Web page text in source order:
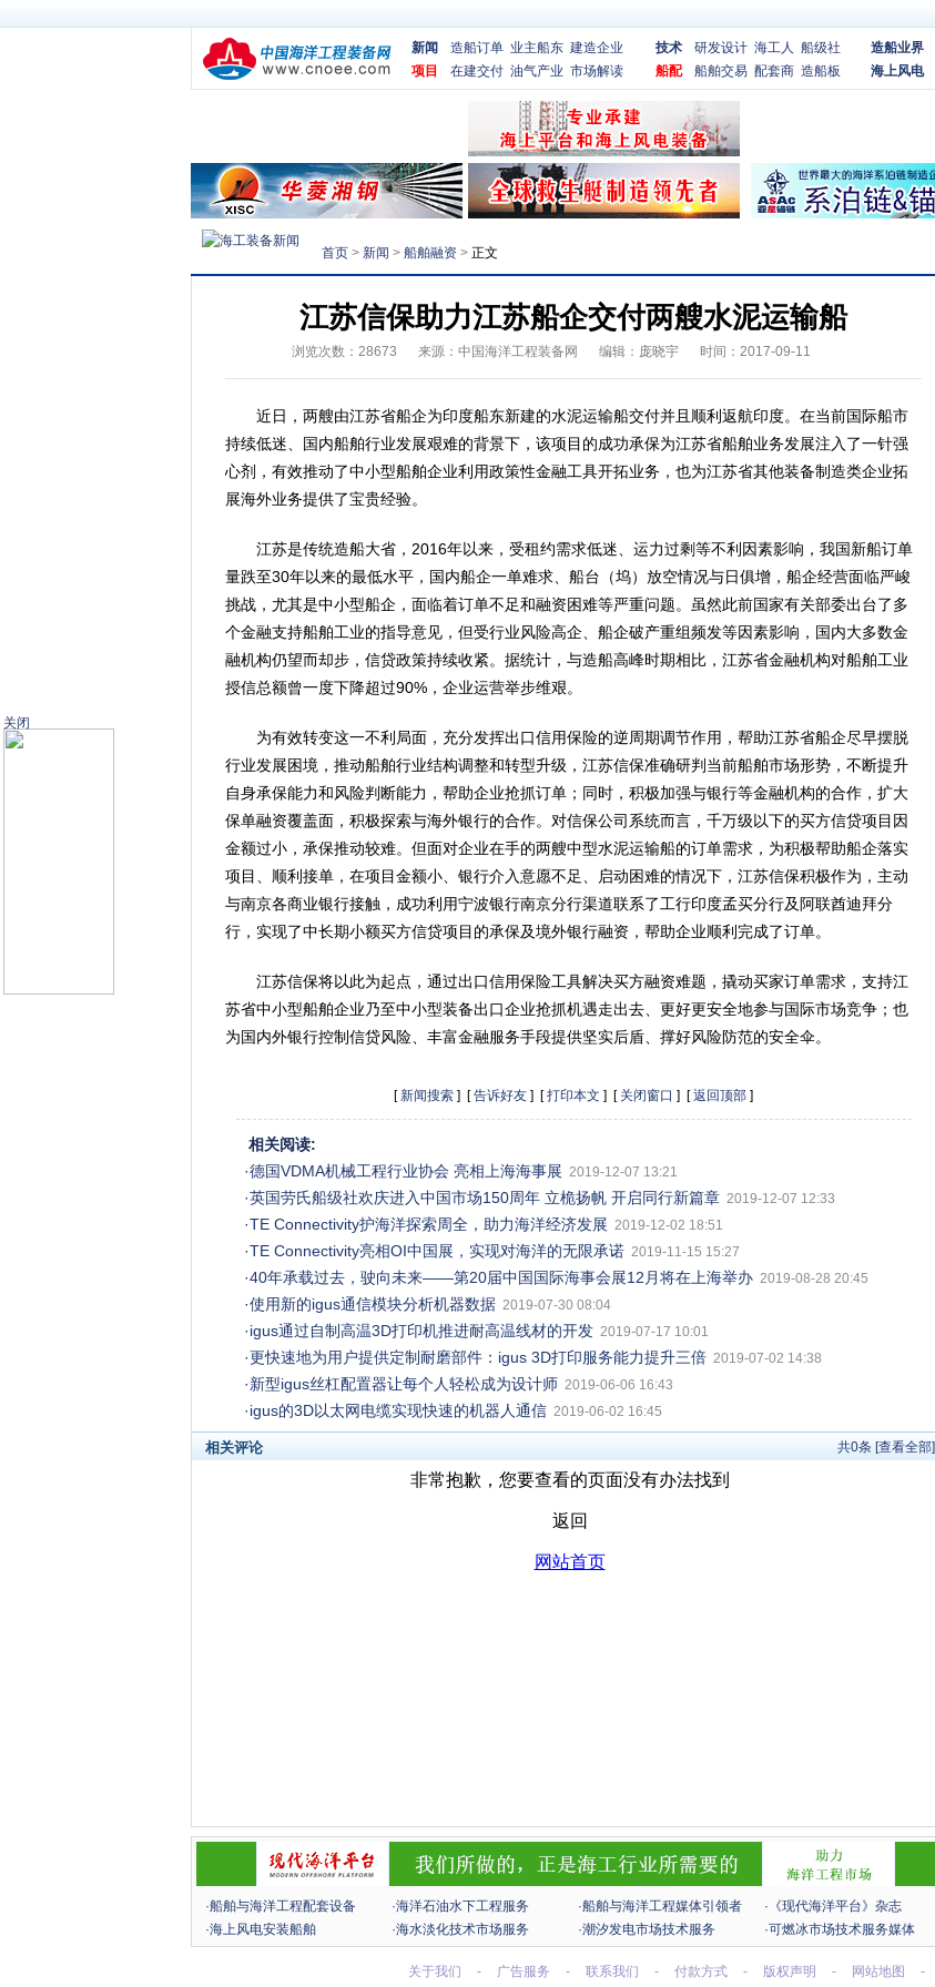
关闭
新闻 造船订单 业主船东 建造企业
项目
在建交付 油气产业 市场解读
技术 研发设计 海工人 船级社
船配
船舶交易 配套商 造船板
造船业界
海上风电
首页 > 新闻 > 船舶融资 > 正文
江苏信保助力江苏船企交付两艘水泥运输船
浏览次数： 28673 来源： 中国海洋工程装备网 编辑：庞晓宇 时间：2017-09-11
近日，两艘由江苏省船企为印度船东新建的水泥运输船交付并且顺利返航印度。在当前国际船市
持续低迷、国内船舶行业发展艰难的背景下，该项目的成功承保为江苏省船舶业务发展注入了一针强
心剂，有效推动了中小型船舶企业利用政策性金融工具开拓业务，也为江苏省其他装备制造类企业拓
展海外业务提供了宝贵经验。
江苏是传统造船大省，2016年以来，受租约需求低迷、运力过剩等不利因素影响，我国新船订单
量跌至30年以来的最低水平，国内船企一单难求、船台（坞）放空情况与日俱增，船企经营面临严峻
挑战，尤其是中小型船企，面临着订单不足和融资困难等严重问题。虽然此前国家有关部委出台了多
个金融支持船舶工业的指导意见，但受行业风险高企、船企破产重组频发等因素影响，国内大多数金
融机构仍望而却步，信贷政策持续收紧。据统计，与造船高峰时期相比，江苏省金融机构对船舶工业
授信总额曾一度下降超过90%，企业运营举步维艰。
为有效转变这一不利局面，充分发挥出口信用保险的逆周期调节作用，帮助江苏省船企尽早摆脱
行业发展困境，推动船舶行业结构调整和转型升级，江苏信保准确研判当前船舶市场形势，不断提升
自身承保能力和风险判断能力，帮助企业抢抓订单；同时，积极加强与银行等金融机构的合作，扩大
保单融资覆盖面，积极探索与海外银行的合作。对信保公司系统而言，千万级以下的买方信贷项目因
金额过小，承保推动较难。但面对企业在手的两艘中型水泥运输船的订单需求，为积极帮助船企落实
项目、顺利接单，在项目金额小、银行介入意愿不足、启动困难的情况下，江苏信保积极作为，主动
与南京各商业银行接触，成功利用宁波银行南京分行渠道联系了工行印度孟买分行及阿联酋迪拜分
行，实现了中长期小额买方信贷项目的承保及境外银行融资，帮助企业顺利完成了订单。
江苏信保将以此为起点，通过出口信用保险工具解决买方融资难题，撬动买家订单需求，支持江
苏省中小型船舶企业乃至中小型装备出口企业抢抓机遇走出去、更好更安全地参与国际市场竞争；也
为国内外银行控制信贷风险、丰富金融服务手段提供坚实后盾、撑好风险防范的安全伞。
[新闻搜索 ] [告诉好友 ] [打印本文 ] [ 关闭窗口 ] [返回顶部 ]
相关阅读:
·德国VDMA机械工程行业协会 亮相上海海事展 2019-12-07 13:21
·英国劳氏船级社欢庆进入中国市场150周年 立桅扬帆 开启同行新篇章 2019-12-07 12:33
·TE Connectivity护海洋探索周全，助力海洋经济发展 2019-12-02 18:51
·TE Connectivity亮相OI中国展，实现对海洋的无限承诺 2019-11-15 15:27
·40年承载过去，驶向未来——第20届中国国际海事会展12月将在上海举办 2019-08-28 20:45
·使用新的igus通信模块分析机器数据 2019-07-30 08:04
·igus通过自制高温3D打印机推进耐高温线材的开发 2019-07-17 10:01
·更快速地为用户提供定制耐磨部件：igus 3D打印服务能力提升三倍 2019-07-02 14:38
·新型igus丝杠配置器让每个人轻松成为设计师 2019-06-06 16:43
·igus的3D以太网电缆实现快速的机器人通信 2019-06-02 16:45
共0条 [查看全部]
相关评论
·船舶与海洋工程配套设备 ·海洋石油水下工程服务 ·船舶与海洋工程媒体引领者
·《现代海洋平台》杂志
·海上风电安装船舶
·海水淡化技术市场服务 ·潮汐发电市场技术服务 ·可燃冰市场技术服务媒体
关于我们 - 广告服务 - 联系我们 - 付款方式 - 版权声明 - 网站地图 -